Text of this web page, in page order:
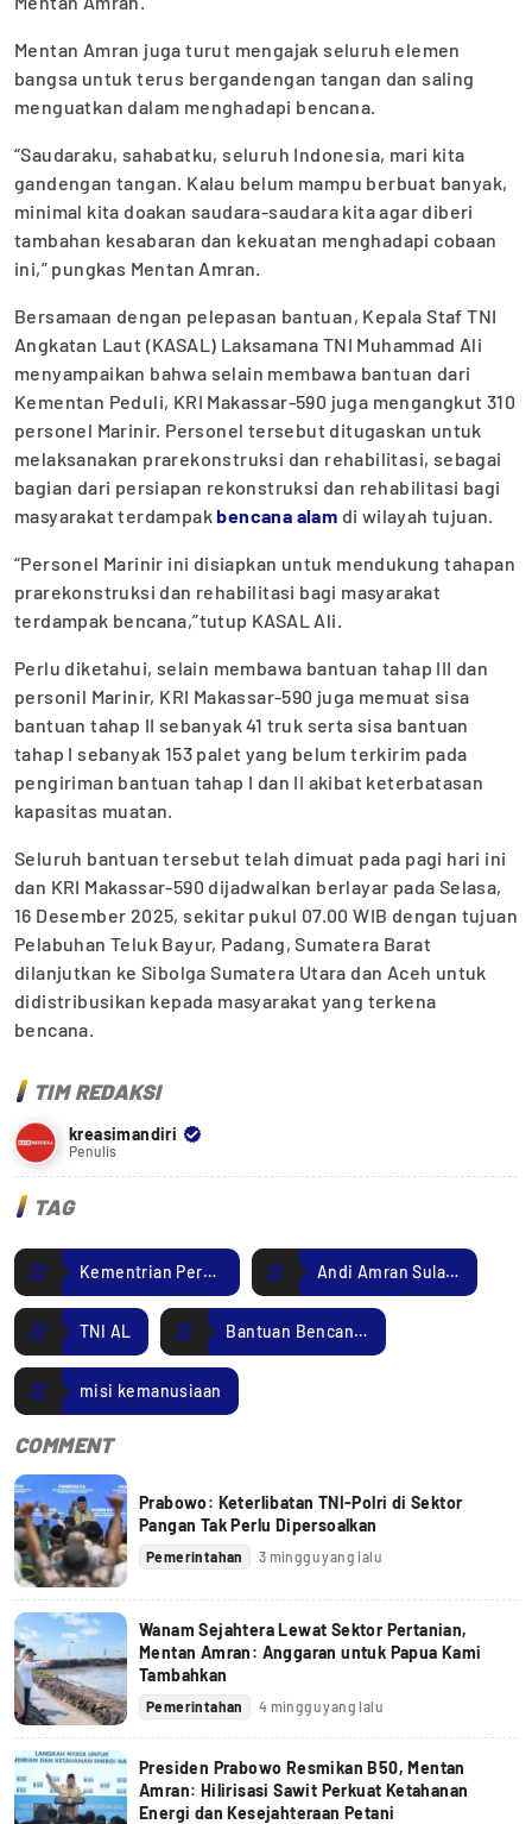
Mentan Amran juga turut mengajak seluruh elemen
bangsa untuk terus bergandengan tangan dan saling
menguatkan dalam menghadapi bencana.
“Saudaraku, sahabatku, seluruh Indonesia, mari kita
gandengan tangan. Kalau belum mampu berbuat banyak,
minimal kita doakan saudara-saudara kita agar diberi
tambahan kesabaran dan kekuatan menghadapi cobaan
ini,” pungkas Mentan Amran.
Bersamaan dengan pelepasan bantuan, Kepala Staf TNI
Angkatan Laut (KASAL) Laksamana TNI Muhammad Ali
menyampaikan bahwa selain membawa bantuan dari
Kementan Peduli, KRI Makassar-590 juga mengangkut 310
personel Marinir. Personel tersebut ditugaskan untuk
melaksanakan prarekonstruksi dan rehabilitasi, sebagai
bagian dari persiapan rekonstruksi dan rehabilitasi bagi
masyarakat terdampakbencana alam di wilayah tujuan.
“Personel Marinir ini disiapkan untuk mendukung tahapan
prarekonstruksi dan rehabilitasi bagi masyarakat
terdampak bencana,”tutup KASAL Ali.
Perlu diketahui, selain membawa bantuan tahap III dan
personil Marinir, KRI Makassar-590 juga memuat sisa
bantuan tahap II sebanyak 41 truk serta sisa bantuan
tahap I sebanyak 153 palet yang belum terkirim pada
pengiriman bantuan tahap I dan II akibat keterbatasan
kapasitas muatan.
Seluruh bantuan tersebut telah dimuat pada pagi hari ini
dan KRI Makassar-590 dijadwalkan berlayar pada Selasa,
16 Desember 2025, sekitar pukul 07.00 WIB dengan tujuan
Pelabuhan Teluk Bayur, Padang, Sumatera Barat
dilanjutkan ke Sibolga Sumatera Utara dan Aceh untuk
didistribusikan kepada masyarakat yang terkena
bencana.
TIM REDAKSI
kreasimandiri
Penulis
TAG
Kementrian Pertanian Andi Amran Sulaiman
TNI AL Bantuan Bencana Sumatera
misi kemanusiaan
COMMENT
Prabowo: Keterlibatan TNI-Polri di Sektor
Pangan Tak Perlu Dipersoalkan
Pemerintahan 3 minggu yang lalu
Wanam Sejahtera Lewat Sektor Pertanian,
Mentan Amran: Anggaran untuk Papua Kami
Tambahkan
Pemerintahan 4 minggu yang lalu
Presiden Prabowo Resmikan B50, Mentan
Amran: Hilirisasi Sawit Perkuat Ketahanan
Energi dan Kesejahteraan Petani